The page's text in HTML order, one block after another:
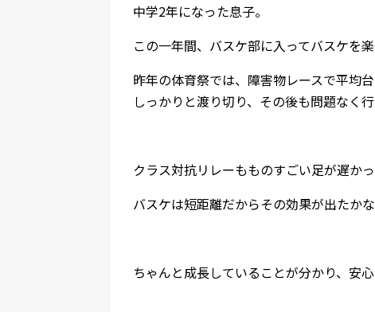
中学2年になった息子。
この一年間、バスケ部に入ってバスケを楽
昨年の体育祭では、障害物レースで平均
しっかりと渡り切り、その後も問題なく
クラス対抗リレーもものすごい足が遅か
バスケは短距離だからその効果が出たかな
ちゃんと成長していることが分かり、安心